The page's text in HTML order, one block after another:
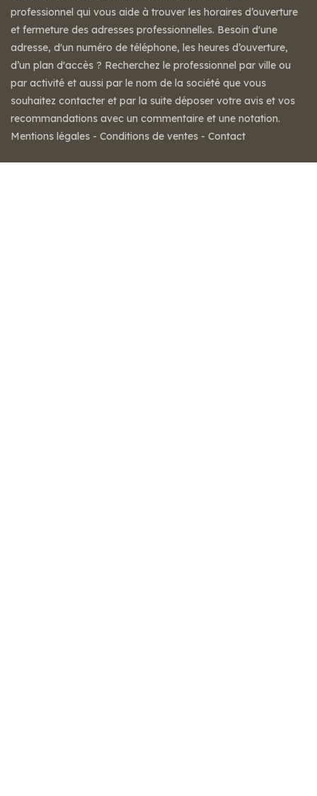
professionnel qui vous aide à trouver les horaires d’ouverture
et fermeture des adresses professionnelles. Besoin d'une
adresse, d'un numéro de téléphone, les heures d’ouverture,
d’un plan d'accès ? Recherchez le professionnel par ville ou
par activité et aussi par le nom de la société que vous
souhaitez contacter et par la suite déposer votre avis et vos
recommandations avec un commentaire et une notation.
Mentions légales - Conditions de ventes - Contact